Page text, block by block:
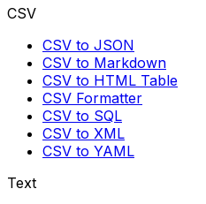
CSV
CSV to JSON
CSV to Markdown
CSV to HTML Table
CSV Formatter
CSV to SQL
CSV to XML
CSV to YAML
Text